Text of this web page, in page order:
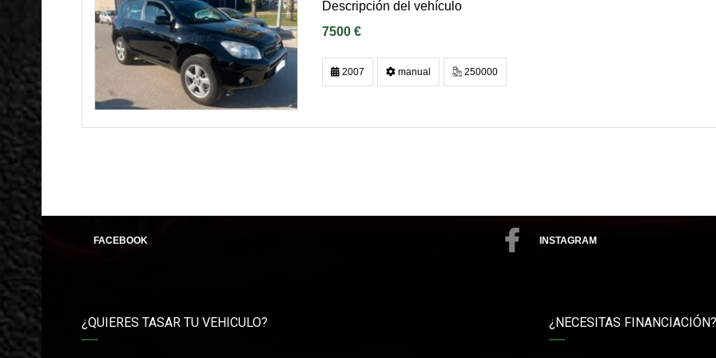
Descripción del vehículo
7500 €
2007 manual 250000
FACEBOOK INSTAGRAM
¿QUIERES TASAR TU VEHICULO? ¿NECESITAS FINANCIACIÓN?